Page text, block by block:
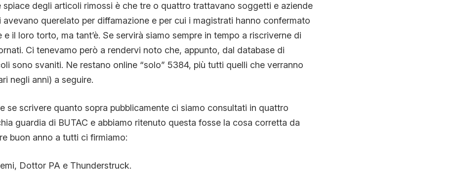
spiace degli articoli rimossi è che tre o quattro trattavano soggetti e aziende
querelato per diffamazione e per cui i magistrati hanno confermato
e il loro torto, ma tant’è. Se servirà siamo sempre in tempo a riscriverne di
Ci tenevamo però a rendervi noto che, appunto, dal database di
sono svaniti. Ne restano online “solo” 5384, più tutti quelli che verranno
negli anni) a seguire.
se scrivere quanto sopra pubblicamente ci siamo consultati in quattro
guardia di BUTAC e abbiamo ritenuto questa fosse la cosa corretta da
buon anno a tutti ci firmiamo:
Dottor PA e Thunderstruck.